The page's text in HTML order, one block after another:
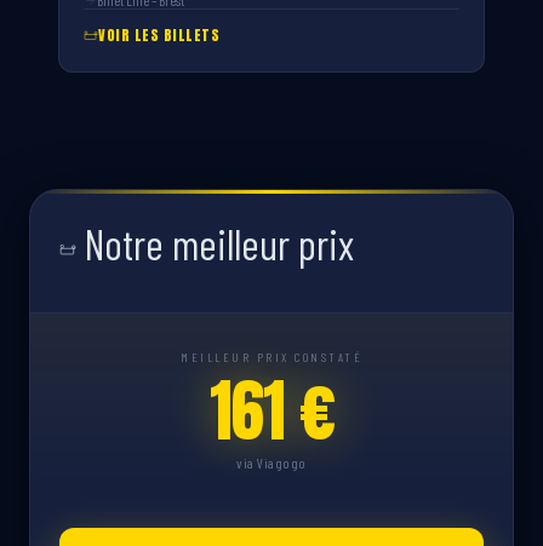
VOIR LES BILLETS
Notre meilleur prix
MEILLEUR PRIX CONSTATÉ
161 €
via Viagogo